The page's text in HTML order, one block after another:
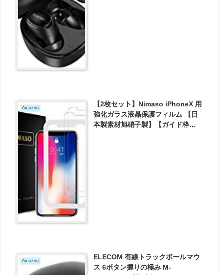
Amazon
【2枚セット】Nimaso iPhoneX 用
強化ガラス液晶保護フィルム 【日
本製素材旭硝子製】【ガイド枠付
Amazon
ELECOM 有線トラックボールマウ
ス 6ボタン握りの極み M-